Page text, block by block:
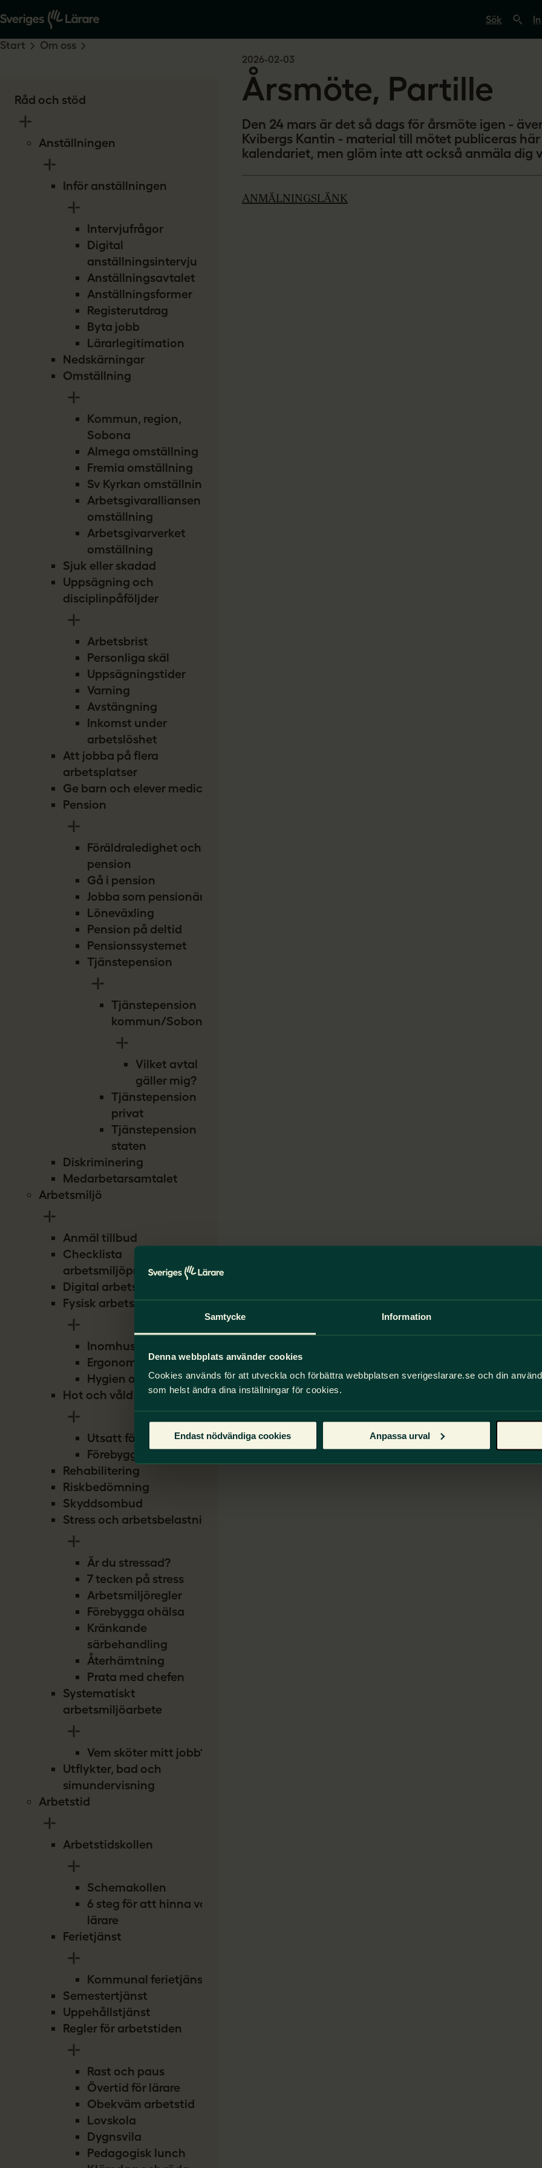
Samtycke Information
Denna webbplats använder cookies
Cookies används för att utveckla och förbättra webbplatsen sverigeslarare.se och din
som helst ändra dina inställningar för cookies.
Endast nödvändiga cookies Anpassa urval
ö
p
r
i
e
s
l
ä
Råd och stöd
Anställningen
Inför anställningen
Intervjufrågor
Digital
anställningsintervju
Anställningsavtalet
Anställningsformer
Registerutdrag
Byta jobb
Lärarlegitimation
Nedskärningar
Omställning
Kommun, region,
Sobona
Almega omställning
Fremia omställning
Sv Kyrkan omställning
Arbetsgivaralliansen
omställning
Arbetsgivarverket
omställning
Sjuk eller skadad
Uppsägning och
disciplinpåföljder
Arbetsbrist
Personliga skäl
Uppsägningstider
Varning
Avstängning
Inkomst under
arbetslöshet
Att jobba på flera
arbetsplatser
Ge barn och elever medicin
Pension
Föräldraledighet och
pension
Gå i pension
Jobba som pensionär
Löneväxling
Pension på deltid
Pensionssystemet
Tjänstepension
Tjänstepension
kommun/Sobona
Vilket avtal
gäller mig?
Tjänstepension
privat
Tjänstepension
staten
Diskriminering
Medarbetarsamtalet
Arbetsmiljö
Anmäl tillbud
Checklista
arbetsmiljöproblem
Digital arbetsmiljö
Fysisk arbetsmiljö
Inomhusmiljö
Ergonomi
Hygien och smitta
Hot och våld
Utsatt för hot
Förebygg hot
Rehabilitering
Riskbedömning
Skyddsombud
Stress och arbetsbelastning
Är du stressad?
7 tecken på stress
Arbetsmiljöregler
Förebygga ohälsa
Kränkande
särbehandling
Återhämtning
Prata med chefen
Systematiskt
arbetsmiljöarbete
Vem sköter mitt jobb?
Utflykter, bad och
simundervisning
Arbetstid
Arbetstidskollen
Schemakollen
6 steg för att hinna vara
lärare
Ferietjänst
Kommunal ferietjänst
Semestertjänst
Uppehållstjänst
Regler för arbetstiden
Rast och paus
Övertid för lärare
Obekväm arbetstid
Lovskola
Dygnsvila
Pedagogisk lunch
Start Om oss
2026-02-03
Årsmöte, Partille
Den 24 mars är det så dags för årsmöte igen -
Kvibergs Kantin - material till mötet publiceras
kalendariet, men glöm inte att också anmäla dig
ANMÄLNINGSLÄNK